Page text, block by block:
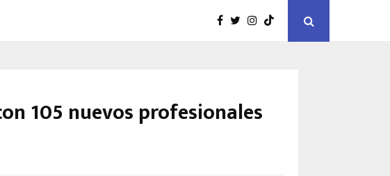
105 nuevos profesionales